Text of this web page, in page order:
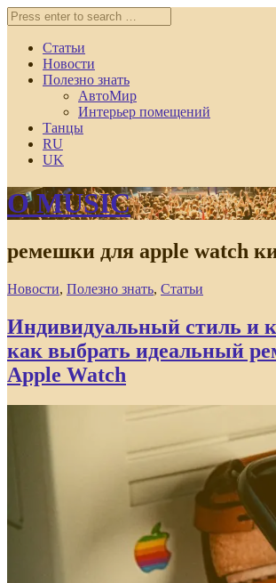
Статьи
Новости
Полезно знать
АвтоМир
Интерьер помещений
Танцы
RU
UK
O MUSIC
ремешки для apple watch
Новости, Полезно знать, Статьи
Индивидуальный стиль и
как выбрать идеальный
Apple Watch